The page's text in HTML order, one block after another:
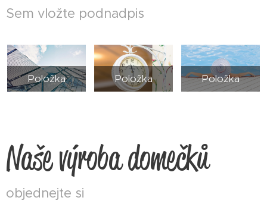
Sem vložte podnadpis
Položka Položka Položka
Naše výroba domečků
objednejte si